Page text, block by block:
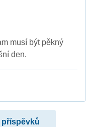
musí být pěkný
den.
příspěvků